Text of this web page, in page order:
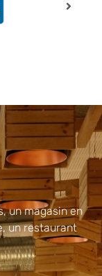
un magasin en
un restaurant